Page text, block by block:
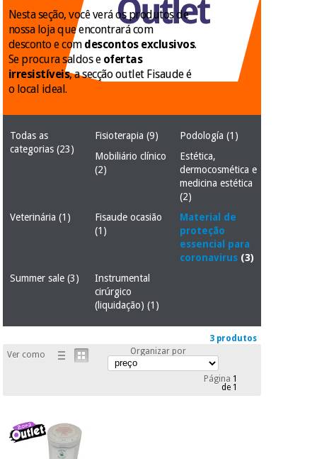
Novidades
Ofertas
Outlet
Medicina
tradicional
chinesa
Mobiliário
Gabinetes
terapêuticos
essencial
para
fitness
e jogos
Veterinária
Novidades
Academy
Aluguer
Material
médico
sanitário
tradicional
chinesa
coronavirus
pilates
Nesta seção, você verá os produtos de
nossa loja que encontrará com
desconto e com descontos exclusivos.
Se procura saldos e ofertas
irresistíveis, a secção outlet Fisaude é
o local ideal.
Todas as
categorias (23)
Fisioterapia (9) Podología(1)
Mobiliário clínico
(2)
Estética,
dermocosmética e
medicina estética
(2)
Veterinária (1)
Fisaude ocasião
(1)
Material de
proteção
essencial para
coronavirus (3)
Summer sale (3)
Instrumental
cirúrgico
(liquidação) (1)
3 produtos
Ver como
Organizar por
Página 1
de 1